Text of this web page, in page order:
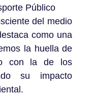
Público
del medio
como una
la huella de
con la de los
su impacto